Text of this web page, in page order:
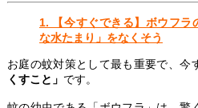
1. 【今すぐできる】ボウフラ
な水たまり」をなくそう
お庭の蚊対策として最も重要で、今
くすこと」 です。